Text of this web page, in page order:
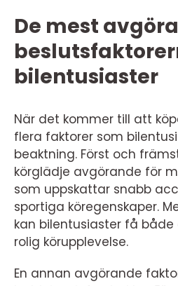
De mest
bilentusiaster
När det kommer till att
flera faktorer som
beaktning. Först och
körglädje avgörande för
som uppskattar snabb
sportiga köregenskaper.
kan bilentusiaster få
rolig körupplevelse.
En annan avgörande